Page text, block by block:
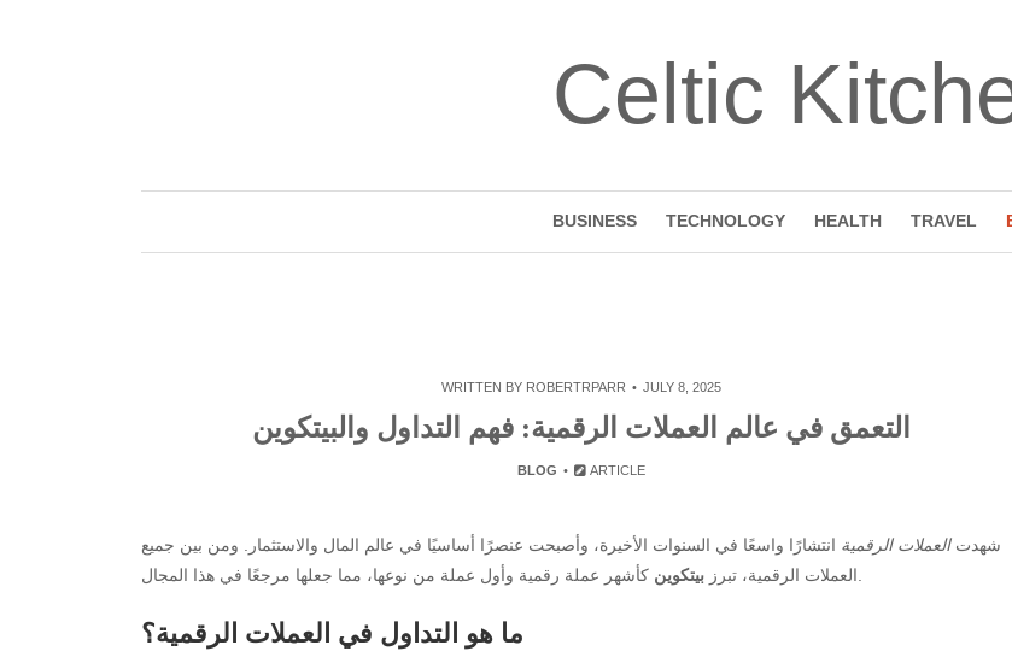
Celtic
BUSINESS TECHNOLOGY HEALTH TRAVEL
WRITTEN BY ROBERTRPARR JULY 8, 2025
التعمق في عالم العملات الرقمية: فهم التداول والبيتكوين
BLOG ARTICLE
شهدتالعملات الرقمية انتشارًا واسعًا في السنوات الأخيرة، وأصبحت عنصرًا أساسيًا في عالم المال والاستثمار. ومن بين جميع
العملات الرقمية، تبرز بيتكوين
ما هو التداول في العملات الرقمية؟